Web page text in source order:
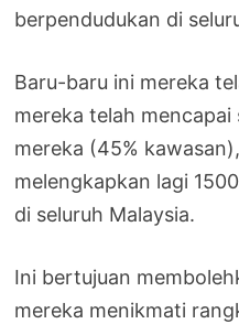
berpendudukan di
Baru-baru ini mereka
mereka telah
mereka (45%
melengkapkan lagi
di seluruh Malaysia.
Ini bertujuan
mereka menikmati